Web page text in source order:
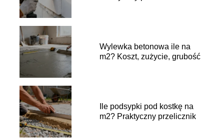
Wylewka betonowa ile na
m2? Koszt, zużycie, grubość
Ile podsypki pod kostkę na
m2? Praktyczny przelicznik